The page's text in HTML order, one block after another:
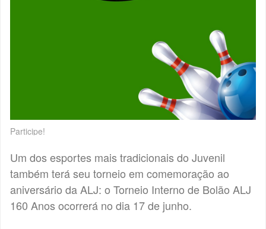
Participe!
Um dos esportes mais tradicionais do Juvenil
também terá seu torneio em comemoração ao
aniversário da ALJ: o Torneio Interno de Bolão ALJ
160 Anos ocorrerá no dia 17 de junho.